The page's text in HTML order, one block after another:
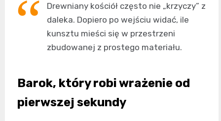
Drewniany kościół często nie „krzyczy” z
daleka. Dopiero po wejściu widać, ile
kunsztu mieści się w przestrzeni
zbudowanej z prostego materiału.
Barok, który robi wrażenie od
pierwszej sekundy